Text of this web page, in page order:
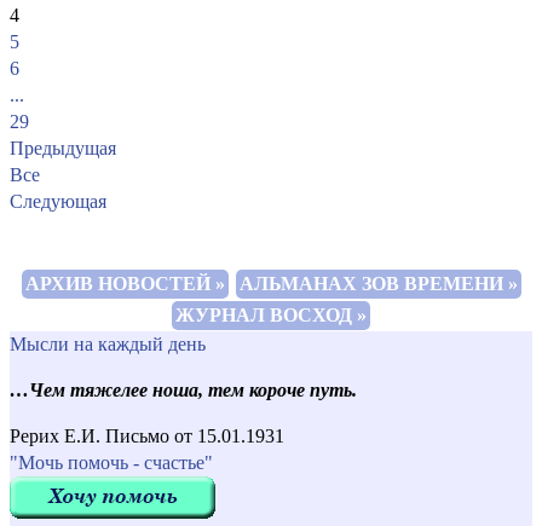
4
5
6
...
29
Предыдущая
Все
Следующая
АРХИВ НОВОСТЕЙ »
АЛЬМАНАХ ЗОВ ВРЕМЕНИ »
ЖУРНАЛ ВОСХОД »
Мысли на каждый день
…Чем тяжелее ноша, тем короче путь.
Рерих Е.И. Письмо от 15.01.1931
"Мочь помочь - счастье"